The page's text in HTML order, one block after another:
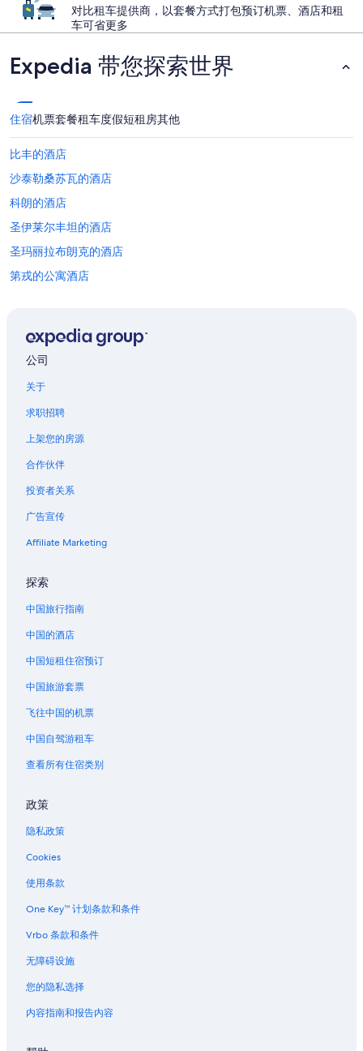
对比租车提供商，以套餐方式打包预订机票、酒店和租
车可省更多
Expedia 带您探索世界
住宿机票套餐租车度假短租房其他
比丰的酒店
沙泰勒桑苏瓦的酒店
科朗的酒店
圣伊莱尔丰坦的酒店
圣玛丽拉布朗克的酒店
第戎的公寓酒店
位于第戎的家庭式酒店
昂西勒利布勒的酒店
第戎市中心的酒店
塞隆的酒店
纳沃尔-苏尔-格罗斯纳的酒店
凡泽勒的酒店
克吕齐勒沙特的酒店
夏布利的酒店
位于博讷的 5 星级酒店
博讷的村舍
博讷的Pousadas
萨伊纳尔的酒店
阿尔芒松河畔佩尔里尼的酒店
蒙圣让的酒店
位于科多尔的设有 SPA 水疗的度假村酒店
拉康克的酒店
阿奈拉科特的酒店
蒙特索克莱瑟通的酒店
岛的酒店
伊朗锡的酒店
韦尔芒通的酒店
塞耶河博尔德教区的别墅
位于库什的家庭式酒店
库什的酒店
公司
关于
求职招聘
上架您的房源
合作伙伴
投资者关系
广告宣传
Affiliate Marketing
探索
中国旅行指南
中国的酒店
中国短租住宿预订
中国旅游套票
飞往中国的机票
中国自驾游租车
查看所有住宿类别
政策
隐私政策
Cookies
使用条款
One Key™ 计划条款和条件
Vrbo 条款和条件
无障碍设施
您的隐私选择
内容指南和报告内容